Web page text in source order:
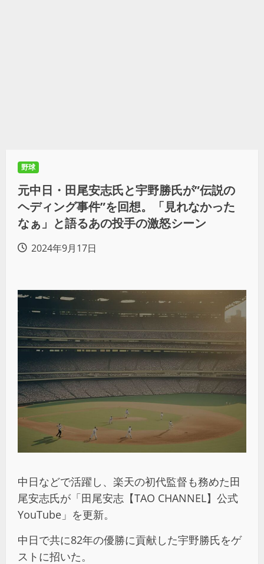
野球
元中日・田尾安志氏と宇野勝氏が”伝説の
ヘディング事件”を回想。「見れなかった
なぁ」と語るあの投手の激怒シーン
2024年9月17日
中日などで活躍し、楽天の初代監督も務めた田
尾安志氏が「田尾安志【TAO CHANNEL】公式
YouTube」を更新。
中日で共に82年の優勝に貢献した宇野勝氏をゲ
ストに招いた。